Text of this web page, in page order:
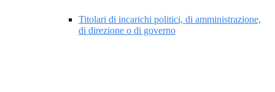
Titolari di incarichi politici, di amministrazione,
di direzione o di governo